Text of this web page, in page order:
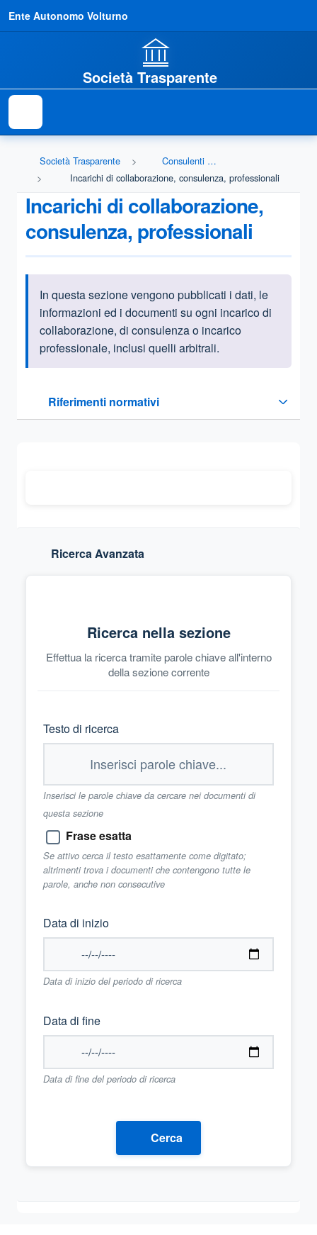
Ente Autonomo Volturno
Società Trasparente
Società Trasparente
Consulenti e collaboratori
Incarichi di collaborazione, consulenza, professionali
Incarichi di collaborazione,
consulenza, professionali
Informazioni introduttive
In questa sezione vengono pubblicati i dati, le
informazioni ed i documenti su ogni incarico di
collaborazione, di consulenza o incarico
professionale, inclusi quelli arbitrali.
Riferimenti normativi
Sezione compressa
Ricerca Avanzata
Ricerca nella sezione
Effettua la ricerca tramite parole chiave all'interno
della sezione corrente
Testo di ricerca
Inserisci le parole chiave da cercare nei documenti di
questa sezione
Frase esatta
Se attivo cerca il testo esattamente come digitato;
altrimenti trova i documenti che contengono tutte le
parole, anche non consecutive
Data di inizio
Data di inizio del periodo di ricerca
Data di fine
Data di fine del periodo di ricerca
Cerca